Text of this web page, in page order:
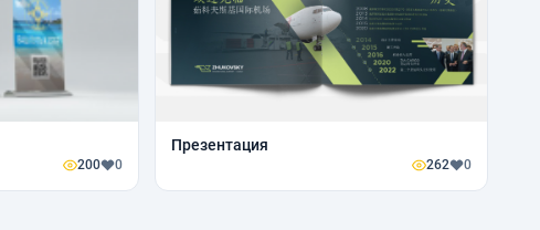
200 0
Презентация
262 0